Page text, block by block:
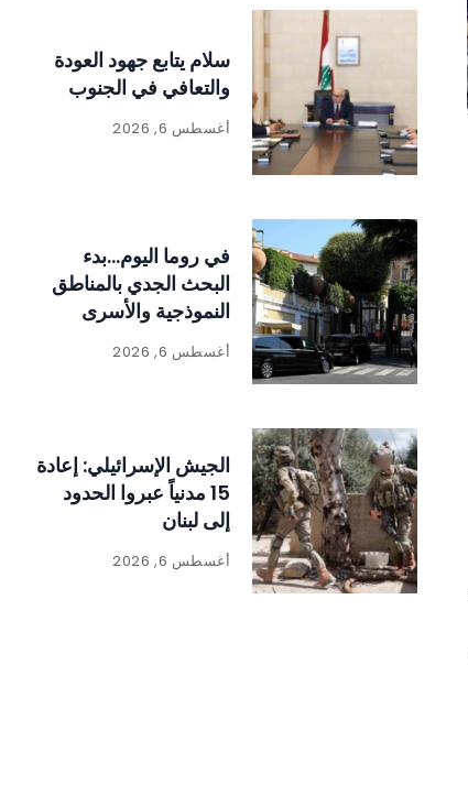
سلام يتابع جهود العودة
والتعافي في الجنوب
أغسطس 6, 2026
في روما اليوم…بدء
البحث الجدي بالمناطق
النموذجية والأسرى
بشقين
أغسطس 6, 2026
الجيش الإسرائيلي: إعادة
15 مدنياً عبروا الحدود
إلى لبنان
أغسطس 6, 2026